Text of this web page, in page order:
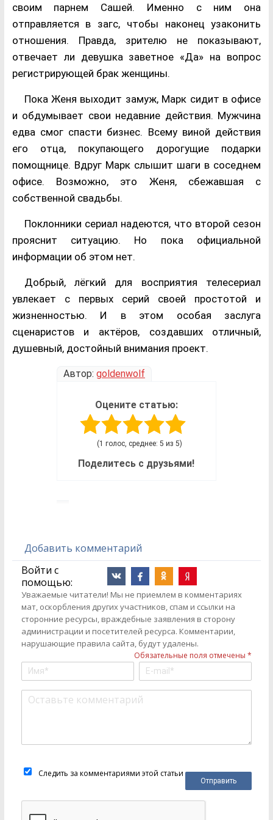
своим парнем Сашей. Именно с ним она
отправляется в загс, чтобы наконец узаконить
отношения. Правда, зрителю не показывают,
отвечает ли девушка заветное «Да» на вопрос
регистрирующей брак женщины.
Пока Женя выходит замуж, Марк сидит в офисе
и обдумывает свои недавние действия. Мужчина
едва смог спасти бизнес. Всему виной действия
его отца, покупающего дорогущие подарки
помощнице. Вдруг Марк слышит шаги в соседнем
офисе. Возможно, это Женя, сбежавшая с
собственной свадьбы.
Поклонники сериал надеются, что второй сезон
прояснит ситуацию. Но пока официальной
информации об этом нет.
Добрый, лёгкий для восприятия телесериал
увлекает с первых серий своей простотой и
жизненностью. И в этом особая заслуга
сценаристов и актёров, создавших отличный,
душевный, достойный внимания проект.
Автор: goldenwolf
Оцените статью:
(1 голос, среднее: 5 из 5)
Поделитесь с друзьями!
Добавить комментарий
Войти с
помощью:
Уважаемые читатели! Мы не приемлем в комментариях
мат, оскорбления других участников, спам и ссылки на
сторонние ресурсы, враждебные заявления в сторону
администрации и посетителей ресурса. Комментарии,
нарушающие правила сайта, будут удалены.
Обязательные поля отмечены *
Следить за комментариями этой статьи